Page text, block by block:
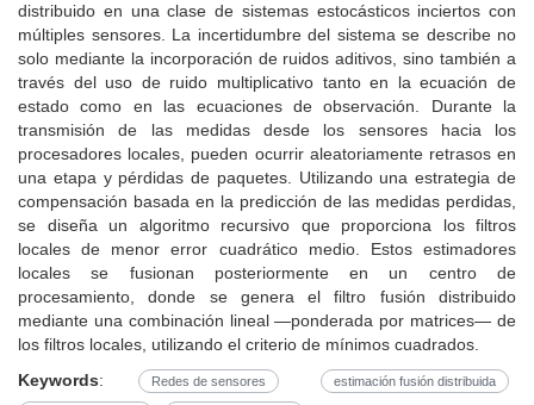
distribuido en una clase de sistemas estocásticos inciertos con
múltiples sensores. La incertidumbre del sistema se describe no
solo mediante la incorporación de ruidos aditivos, sino también a
través del uso de ruido multiplicativo tanto en la ecuación de
estado como en las ecuaciones de observación. Durante la
transmisión de las medidas desde los sensores hacia los
procesadores locales, pueden ocurrir aleatoriamente retrasos en
una etapa y pérdidas de paquetes. Utilizando una estrategia de
compensación basada en la predicción de las medidas perdidas,
se diseña un algoritmo recursivo que proporciona los filtros
locales de menor error cuadrático medio. Estos estimadores
locales se fusionan posteriormente en un centro de
procesamiento, donde se genera el filtro fusión distribuido
mediante una combinación lineal —ponderada por matrices— de
los filtros locales, utilizando el criterio de mínimos cuadrados.
Keywords: Redes de sensores estimación fusión distribuida